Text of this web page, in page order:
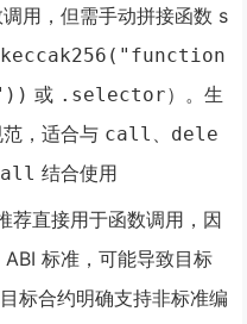
调用，但需手动拼接函数 s
或 .selector）。生
，适合与 call 、 dele
结合使用
荐直接用于函数调用，因
标准，可能导致目标
标合约明确支持非标准编